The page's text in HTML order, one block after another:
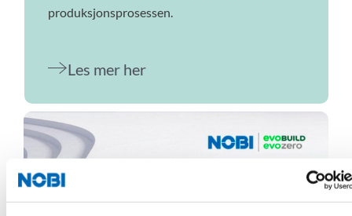
produksjonsprosessen.
Les mer her